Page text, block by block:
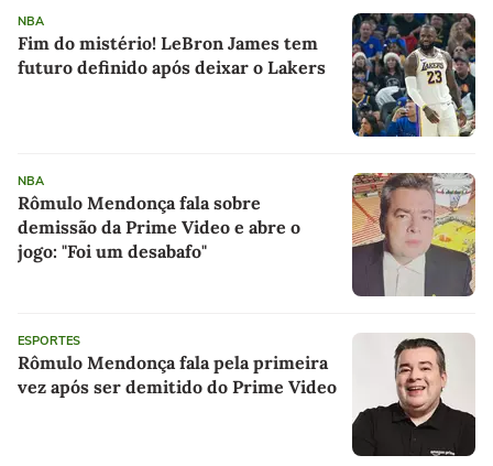
NBA
Fim do mistério! LeBron James tem
futuro definido após deixar o Lakers
NBA
Rômulo Mendonça fala sobre
demissão da Prime Video e abre o
jogo: "Foi um desabafo"
ESPORTES
Rômulo Mendonça fala pela primeira
vez após ser demitido do Prime Video